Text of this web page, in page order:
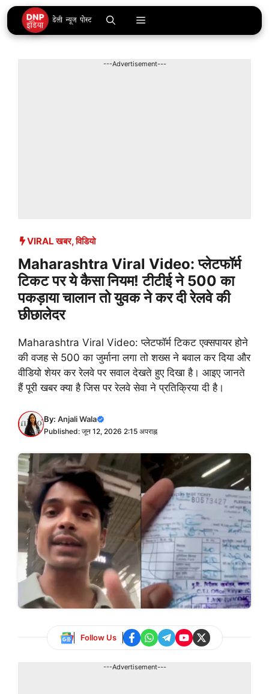
Skip
to
content
Menu
---Advertisement---
VIRAL खबर,विडियो
Maharashtra Viral Video: प्लेटफॉर्म
टिकट पर ये कैसा नियम! टीटीई ने 500 का
पकड़ाया चालान तो युवक ने कर दी रेलवे की
छीछालेदर
Maharashtra Viral Video: प्लेटफॉर्म टिकट एक्सपायर होने
की वजह से 500 का जुर्माना लगा तो शख्स ने बवाल कर दिया और
वीडियो शेयर कर रेलवे पर सवाल देखते हुए दिखा है। आइए जानते
हैं पूरी खबर क्या है जिस पर रेलवे सेवा ने प्रतिक्रिया दी है।
By: Anjali Wala
Published: जून 12, 2026 2:15 अपराह्न
Follow Us
---Advertisement---